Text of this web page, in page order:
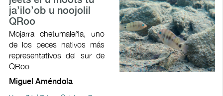
ja’ilo’ob u noojolil
QRoo
Mojarra chetumaleña, uno
de los peces nativos más
representativos del sur de
QRoo
Miguel Améndola